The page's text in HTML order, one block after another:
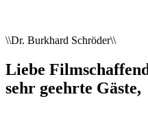
\\Dr. Burkhard Schröder\\
Liebe
sehr geehrte Gäste,